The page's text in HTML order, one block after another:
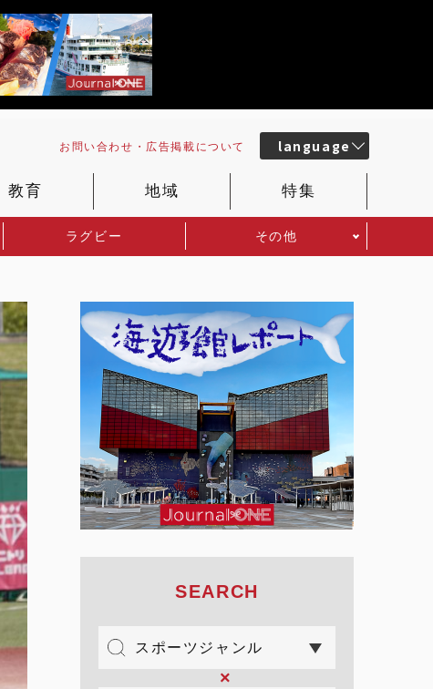
お問い合わせ・ 広告掲載 について language
教育 地域 特集
ラグビー その他
SEARCH
×